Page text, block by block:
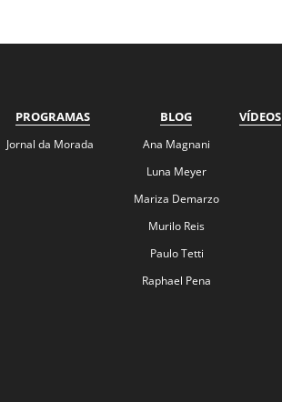
PROGRAMAS
Jornal da Morada
BLOG
Ana Magnani
Luna Meyer
Mariza Demarzo
Murilo Reis
Paulo Tetti
Raphael Pena
VÍDEOS